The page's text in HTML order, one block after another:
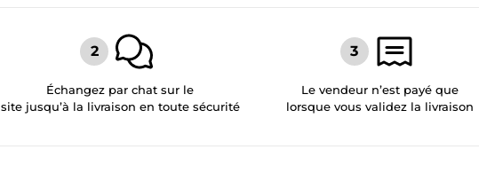
Échangez par chat sur le
site jusqu’à la livraison en toute sécurité
Le vendeur n’est payé que
lorsque vous validez la livraison